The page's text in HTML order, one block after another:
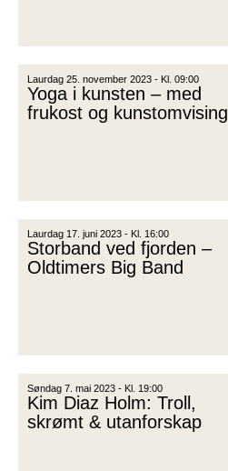
Laurdag 25. november 2023 - Kl. 09:00
Yoga i kunsten – med
frukost og kunstomvising
Laurdag 17. juni 2023 - Kl. 16:00
Storband ved fjorden –
Oldtimers Big Band
Søndag 7. mai 2023 - Kl. 19:00
Kim Diaz Holm: Troll,
skrømt & utanforskap